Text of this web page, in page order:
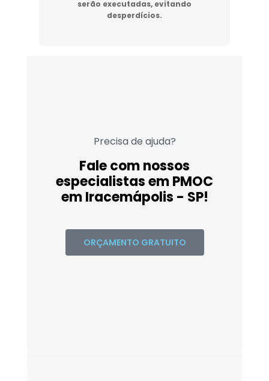
serão executadas, evitando
desperdícios.
Precisa de ajuda?
Fale com nossos
especialistas em PMOC
em Iracemápolis - SP!
ORÇAMENTO GRATUITO